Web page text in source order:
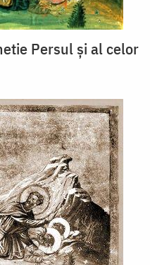
Persul şi al celor